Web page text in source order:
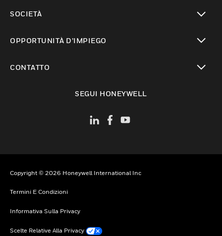
SOCIETÀ
OPPORTUNITÀ D’IMPIEGO
CONTATTO
SEGUI HONEYWELL
Copyright © 2026 Honeywell International Inc
Termini E Condizioni
Informativa Sulla Privacy
Scelte Relative Alla Privacy